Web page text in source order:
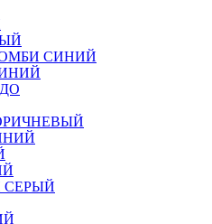
СИНИЙ
СЕРЫЙ